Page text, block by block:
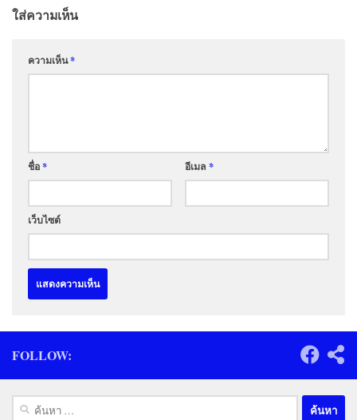
ใส่ความเห็น
ความเห็น*
ชื่อ* อีเมล *
เว็บไซต์
FOLLOW:
ค้นหา